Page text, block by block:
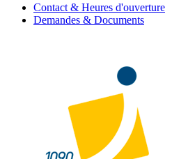
Contact & Heures d'ouverture
Demandes & Documents